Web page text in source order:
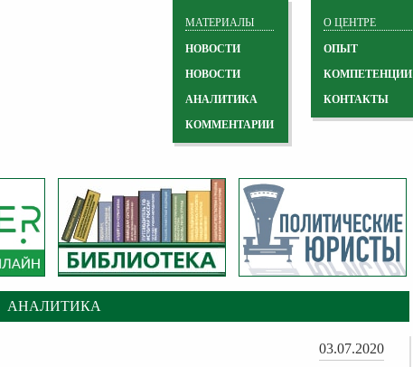
О ЦЕНТРЕ
ОПЫТ
КОМПЕТЕНЦИИ
КОНТАКТЫ
МАТЕРИАЛЫ
НОВОСТИ
НОВОСТИ
АНАЛИТИКА
КОММЕНТАРИИ
АНАЛИТИКА
03.07.2020